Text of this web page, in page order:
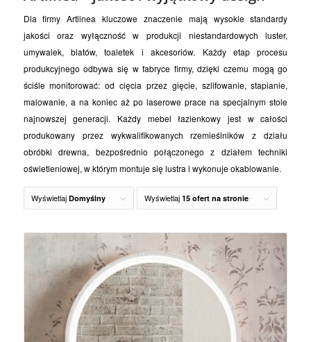
Dla firmy Artlinea kluczowe znaczenie mają wysokie standardy
jakości oraz wyłączność w produkcji niestandardowych luster,
umywalek, blatów, toaletek i akcesoriów. Każdy etap procesu
produkcyjnego odbywa się w fabryce firmy, dzięki czemu mogą go
ściśle monitorować: od cięcia przez gięcie, szlifowanie, stapianie,
malowanie, a na koniec aż po laserowe prace na specjalnym stole
najnowszej generacji. Każdy mebel łazienkowy jest w całości
produkowany przez wykwalifikowanych rzemieślników z działu
obróbki drewna, bezpośrednio połączonego z działem techniki
oświetleniowej, w którym montuje się lustra i wykonuje okablowanie.
Wyświetlaj Domyślny Wyświetlaj 15 ofert na stronie